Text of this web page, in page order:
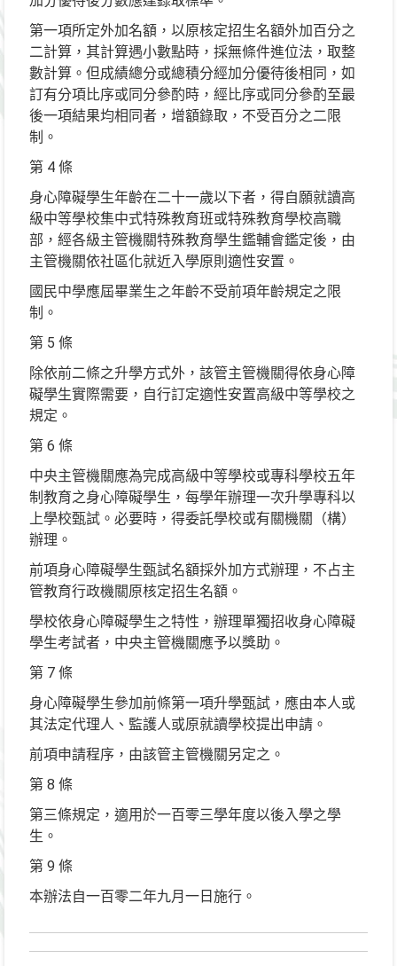
第一項所定外加名額，以原核定招生名額外加百分之
二計算，其計算遇小數點時，採無條件進位法，取整
數計算。但成績總分或總積分經加分優待後相同，如
訂有分項比序或同分參酌時，經比序或同分參酌至最
後一項結果均相同者，增額錄取，不受百分之二限
制。
第 4 條
身心障礙學生年齡在二十一歲以下者，得自願就讀高
級中等學校集中式特殊教育班或特殊教育學校高職
部，經各級主管機關特殊教育學生鑑輔會鑑定後，由
主管機關依社區化就近入學原則適性安置。
國民中學應屆畢業生之年齡不受前項年齡規定之限
制。
第 5 條
除依前二條之升學方式外，該管主管機關得依身心障
礙學生實際需要，自行訂定適性安置高級中等學校之
規定。
第 6 條
中央主管機關應為完成高級中等學校或專科學校五年
制教育之身心障礙學生，每學年辦理一次升學專科以
上學校甄試。必要時，得委託學校或有關機關（構）
辦理。
前項身心障礙學生甄試名額採外加方式辦理，不占主
管教育行政機關原核定招生名額。
學校依身心障礙學生之特性，辦理單獨招收身心障礙
學生考試者，中央主管機關應予以獎助。
第 7 條
身心障礙學生參加前條第一項升學甄試，應由本人或
其法定代理人、監護人或原就讀學校提出申請。
前項申請程序，由該管主管機關另定之。
第 8 條
第三條規定，適用於一百零三學年度以後入學之學
生。
第 9 條
本辦法自一百零二年九月一日施行。